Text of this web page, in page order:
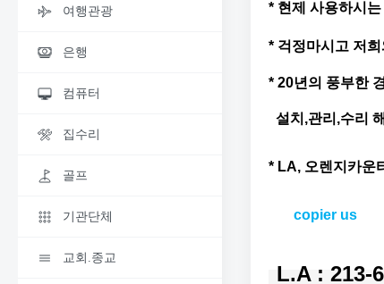
여행관광
은행
컴퓨터
집수리
골프
기관단체
교회.종교
* 현제 사용하시
* 걱정마시고 저
* 20년의 풍부한
설치,관리,수리
* LA, 오렌지카운
copier us
L.A : 213-